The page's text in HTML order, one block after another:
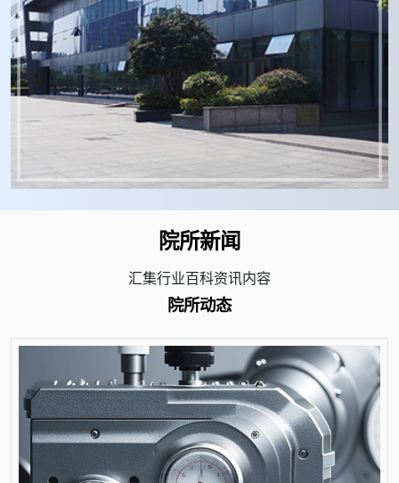
院所新闻
汇集行业百科资讯内容
院所动态